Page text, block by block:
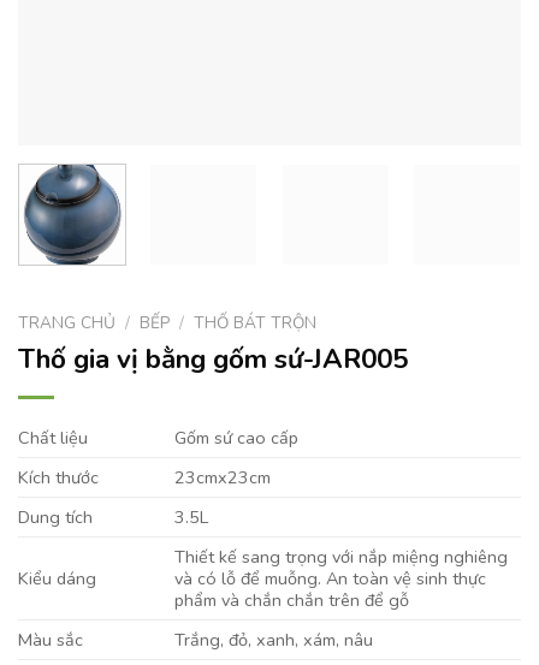
TRANG CHỦ / BẾP / THỐ BÁT TRỘN
Thố gia vị bằng gốm sứ-JAR005
Chất liệu
Gốm sứ cao cấp
Kích thước
23cmx23cm
Dung tích
3.5L
Kiểu dáng
Thiết kế sang trọng với nắp miệng nghiêng
và có lỗ để muỗng. An toàn vệ sinh thực
phẩm và chắn chắn trên để gỗ
Màu sắc
Trắng, đỏ, xanh, xám, nâu